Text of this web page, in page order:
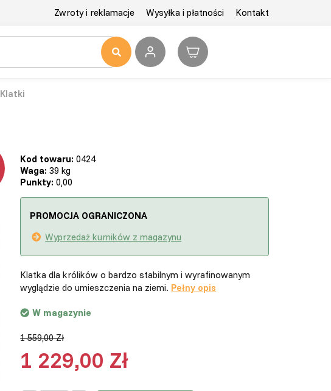
Zwroty i reklamacje Wysyłka i płatności Kontakt
Klatki
Kod towaru: 0424
Waga: 39 kg
Punkty: 0,00
PROMOCJA OGRANICZONA
Wyprzedaż kurników z magazynu
Klatka dla królików o bardzo stabilnym i wyrafinowanym
wyglądzie do umieszczenia na ziemi. Pełny opis
W magazynie
1 559,00 Zł
1 229,00 Zł